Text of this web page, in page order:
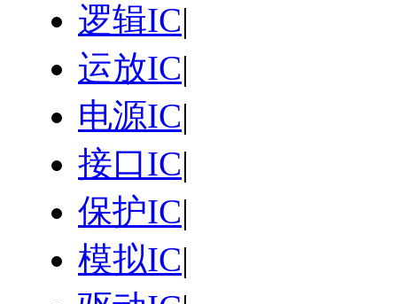
逻辑IC|
运放IC|
电源IC|
接口IC|
保护IC|
模拟IC|